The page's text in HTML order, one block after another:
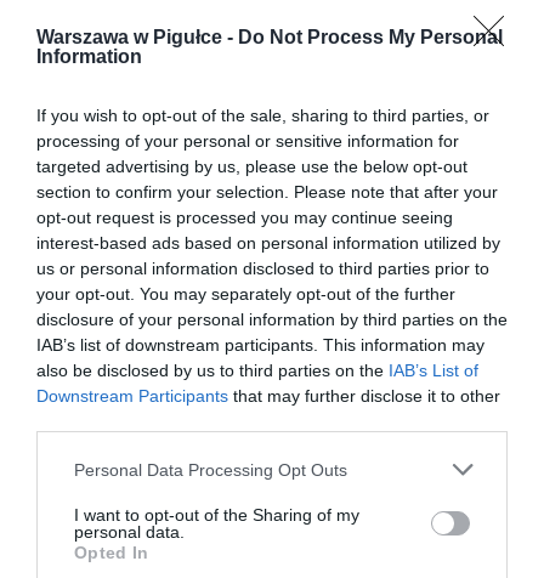
Warszawa w Pigułce - Do Not Process My Personal
Information
If you wish to opt-out of the sale, sharing to third parties, or
processing of your personal or sensitive information for
targeted advertising by us, please use the below opt-out
section to confirm your selection. Please note that after your
opt-out request is processed you may continue seeing
interest-based ads based on personal information utilized by
us or personal information disclosed to third parties prior to
your opt-out. You may separately opt-out of the further
disclosure of your personal information by third parties on the
IAB’s list of downstream participants. This information may
also be disclosed by us to third parties on the IAB’s List of
Downstream Participants that may further disclose it to other
Personal Data Processing Opt Outs
I want to opt-out of the Sharing of my
personal data.
Opted In